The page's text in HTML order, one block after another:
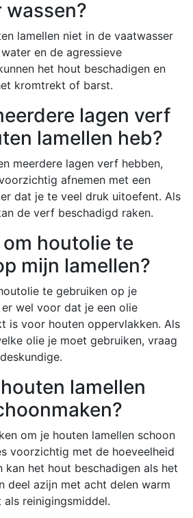
lamellen niet in de vaatwasser
en de agressieve
het hout beschadigen en
kromtrekt of barst.
lagen verf
lamellen heb?
meerdere lagen verf hebben,
afnemen met een
dat je te veel druk uitoefent. Als
de verf beschadigd raken.
houtolie te
mijn lamellen?
te gebruiken op je
wel voor dat je een olie
is voor houten oppervlakken. Als
olie je moet gebruiken, vraag
lamellen
om je houten lamellen schoon
voorzichtig met de hoeveelheid
kan het hout beschadigen als het
deel azijn met acht delen warm
reinigingsmiddel.